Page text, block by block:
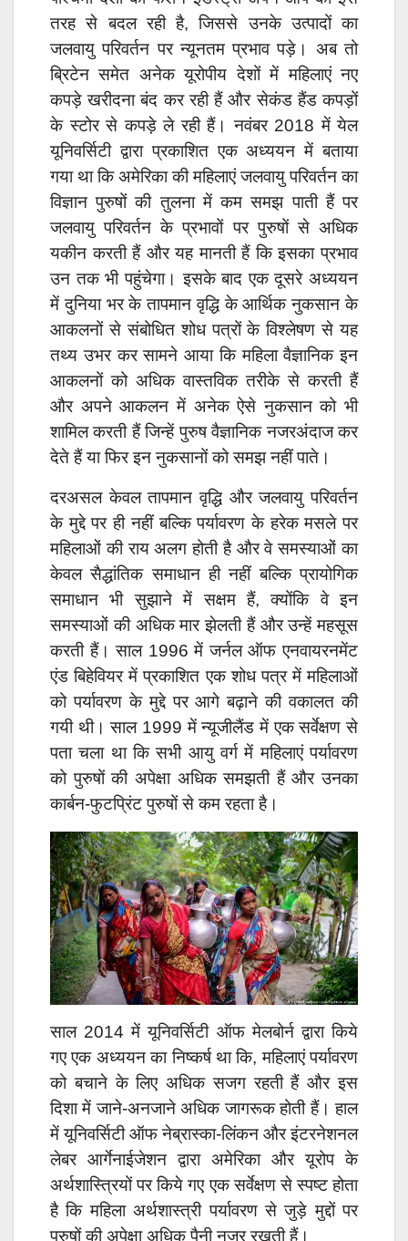
तरह से बदल रही है, जिससे उनके उत्पादों का
जलवायु परिवर्तन पर न्यूनतम प्रभाव पड़े। अब तो
ब्रिटेन समेत अनेक यूरोपीय देशों में महिलाएं नए
कपड़े खरीदना बंद कर रही हैं और सेकंड हैंड कपड़ों
के स्टोर से कपड़े ले रही हैं।नवंबर 2018 में येल
यूनिवर्सिटी द्वारा प्रकाशित एक अध्ययन में बताया
गया था कि अमेरिका की महिलाएं जलवायु परिवर्तन का
विज्ञान पुरुषों की तुलना में कम समझ पाती हैं पर
जलवायु परिवर्तन के प्रभावों पर पुरुषों से अधिक
यकीन करती हैं और यह मानती हैं कि इसका प्रभाव
उन तक भी पहुंचेगा।इसके बाद एक दूसरे अध्ययन
में दुनिया भर के तापमान वृद्धि के आर्थिक नुकसान के
आकलनों से संबोधित शोध पत्रों के विश्लेषण से यह
तथ्य उभर कर सामने आया कि महिला वैज्ञानिक इन
आकलनों को अधिक वास्तविक तरीके से करती हैं
और अपने आकलन में अनेक ऐसे नुकसान को भी
शामिल करती हैं जिन्हें पुरुष वैज्ञानिक नजरअंदाज कर
देते हैं या फिर इन नुकसानों को समझ नहीं पाते।
दरअसल केवल तापमान वृद्धि और जलवायु परिवर्तन
के मुद्दे पर ही नहीं बल्कि पर्यावरण के हरेक मसले पर
महिलाओं की राय अलग होती है और वे समस्याओं का
केवल सैद्धांतिक समाधान ही नहीं बल्कि प्रायोगिक
समाधान भी सुझाने में सक्षम हैं, क्योंकि वे इन
समस्याओं की अधिक मार झेलती हैं और उन्हें महसूस
करती हैं। साल 1996 में जर्नल ऑफ एनवायरनमेंट
एंड बिहेवियर में प्रकाशित एक शोध पत्र में महिलाओं
को पर्यावरण के मुद्दे पर आगे बढ़ाने की वकालत की
गयी थी। साल 1999 में न्यूजीलैंड में एक सर्वेक्षण से
पता चला था कि सभी आयु वर्ग में महिलाएं पर्यावरण
को पुरुषों की अपेक्षा अधिक समझती हैं और उनका
कार्बन-फुटप्रिंट पुरुषों से कम रहता है।
साल 2014 में यूनिवर्सिटी ऑफ मेलबोर्न द्वारा किये
गए एक अध्ययन का निष्कर्ष था कि, महिलाएं पर्यावरण
को बचाने के लिए अधिक सजग रहती हैं और इस
दिशा में जाने-अनजाने अधिक जागरूक होती हैं। हाल
में यूनिवर्सिटी ऑफ नेब्रास्का-लिंकन और इंटरनेशनल
लेबर आर्गेनाईजेशन द्वारा अमेरिका और यूरोप के
अर्थशास्त्रियों पर किये गए एक सर्वेक्षण से स्पष्ट होता
है कि महिला अर्थशास्त्री पर्यावरण से जुड़े मुद्दों पर
पुरुषों की अपेक्षा अधिक पैनी नजर रखती हैं।